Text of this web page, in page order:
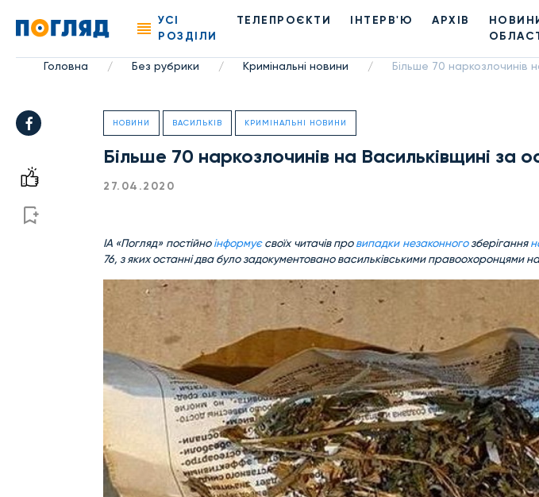
УСІ
РОЗДІЛИ
ТЕЛЕПРОЄКТИ ІНТЕРВ'Ю АРХІВ
Головна / Без рубрики / Кримінальні новини / Більше 70 наркозлочинів
НОВИНИ ВАСИЛЬКІВ КРИМІНАЛЬНІ НОВИНИ
Більше 70 наркозлочинів на Васильківщині за
27.04.2020
ІА «Погляд» постійноінформуєсвоїх читачів провипадки незаконногозберігання
76, з яких останні два було задокументовано васильківськими правоохоронцями